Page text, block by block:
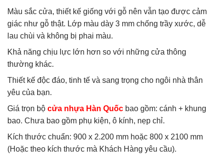
Màu sắc cửa, thiết kế giống với gỗ nên vẫn tạo được cảm
giác như gỗ thật. Lớp màu dày 3 mm chống trầy xước, dễ
lau chùi và không bị phai màu.
Khả năng chịu lực lớn hơn so với những cửa thông
thường khác.
Thiết kế độc đáo, tinh tế và sang trọng cho ngôi nhà thân
yêu của bạn.
Giá trọn bộ cửa nhựa Hàn Quốc bao gồm: cánh + khung
bao. Chưa bao gồm phụ kiện, ô kính, nẹp chỉ.
Kích thước chuẩn: 900 x 2.200 mm hoặc 800 x 2100 mm
(Hoặc theo kích thước mà Khách Hàng yêu cầu).